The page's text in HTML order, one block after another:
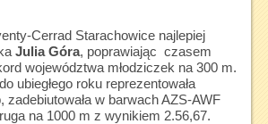
Cerrad Starachowice najlepiej
Julia Góra, poprawiając czasem
województwa młodziczek na 300 m.
ubiegłego roku reprezentowała
zadebiutowała w barwach AZS-AWF
na 1000 m z wynikiem 2.56,67.